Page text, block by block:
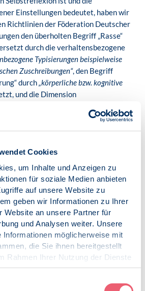
Cookies
um Inhalte und Anzeigen zu
für soziale Medien anbieten
auf unsere Website zu
geben wir Informationen zu Ihrer
Website an unsere Partner für
und Analysen weiter. Unsere
Informationen möglicherweise mit
die Sie ihnen bereitgestellt
Rahmen Ihrer Nutzung der Dienste
Einstellungen bedeutet, haben wir
Richtlinien der Föderation Deutscher
den überholten Begriff „Rasse“
durch die verhaltensbezogene
Typisierungen beispielweise
Zuschreibungen“, den Begriff
durch„körperliche bzw. kognitive
und die Dimension
das ist eine ebenso
Gesellschaft. Und genau
und Andersartigkeit ist die
ein respektvolles und friedliches
Zusammenhalt
wir doch alle bei uns selbst an.
Berufsethischen
Deutscher Psychologinnen